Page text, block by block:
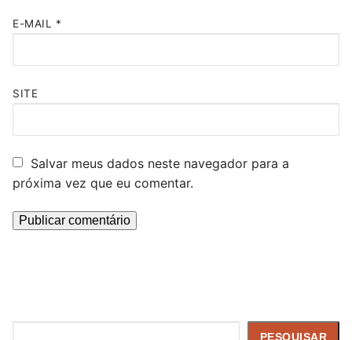
E-MAIL *
SITE
Salvar meus dados neste navegador para a
próxima vez que eu comentar.
PESQUISAR